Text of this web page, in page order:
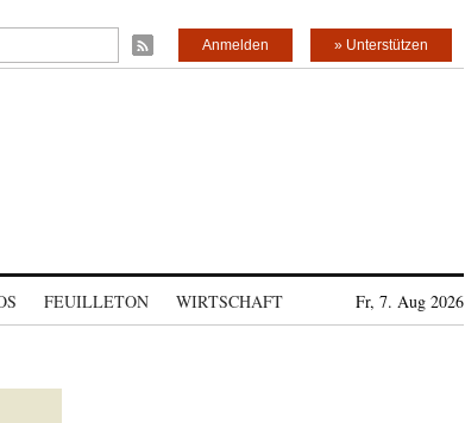
» Unterstützen
Anmelden
FEUILLETON WIRTSCHAFT Fr, 7. Aug 2026